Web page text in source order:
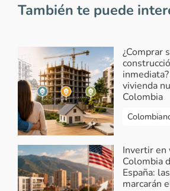
También te puede
¿Comprar
vivienda
Colombia
Invertir en
Colombia
España:
marcarán